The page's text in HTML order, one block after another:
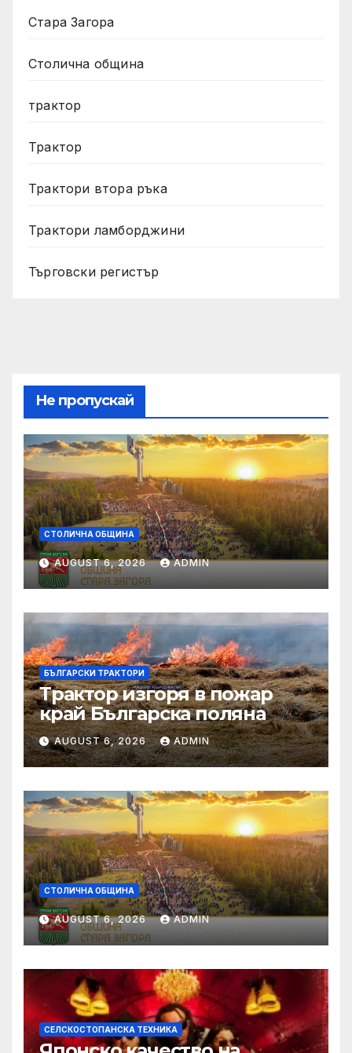
Стара Загора
Столична община
трактор
Трактор
Трактори втора ръка
Трактори ламборджини
Търговски регистър
Не пропускай
СТОЛИЧНА ОБЩИНА
AUGUST 6, 2026 ADMIN
БЪЛГАРСКИ ТРАКТОРИ
Трактор изгоря в пожар
край Българска поляна
AUGUST 6, 2026 ADMIN
СТОЛИЧНА ОБЩИНА
AUGUST 6, 2026 ADMIN
СЕЛСКОСТОПАНСКА ТЕХНИКА